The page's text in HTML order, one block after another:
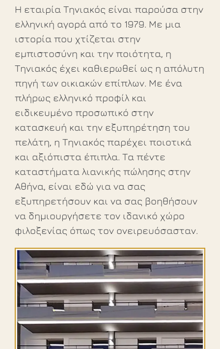
Η εταιρία Τηνιακός είναι παρούσα στην
ελληνική αγορά από το 1979. Με μια
ιστορία που χτίζεται στην
εμπιστοσύνη και την ποιότητα, η
Τηνιακός έχει καθιερωθεί ως η απόλυτη
πηγή των οικιακών επίπλων. Με ένα
πλήρως ελληνικό προφίλ και
ειδικευμένο προσωπικό στην
κατασκευή και την εξυπηρέτηση του
πελάτη, η Τηνιακός παρέχει ποιοτικά
και αξιόπιστα έπιπλα. Τα πέντε
καταστήματα λιανικής πώλησης στην
Αθήνα, είναι εδώ για να σας
εξυπηρετήσουν και να σας βοηθήσουν
να δημιουργήσετε τον ιδανικό χώρο
φιλοξενίας όπως τον ονειρευόσασταν.